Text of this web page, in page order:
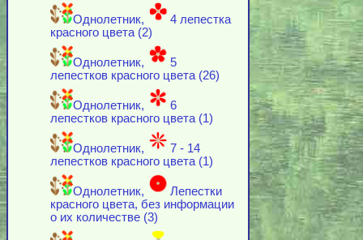
Однолетник,
4 лепестка
красного цвета (2)
Однолетник,
5
лепестков красного цвета (26)
Однолетник,
6
лепестков красного цвета (1)
Однолетник,
7 - 14
лепестков красного цвета (1)
Однолетник,
Лепестки
красного цвета, без информации
о их количестве (3)